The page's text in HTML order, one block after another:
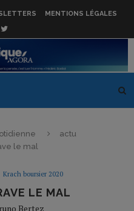
MENTIONS LÉGALES
actu
le mal
Krach boursier 2020
LE MAL
Bertez